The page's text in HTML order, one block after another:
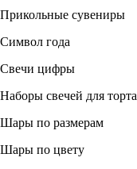
Прикольные сувениры
Символ года
Свечи цифры
Наборы свечей для торта
Шары по размерам
Шары по цвету